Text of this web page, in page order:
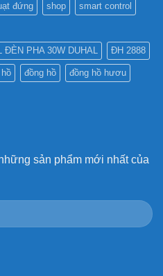
đứng shop smart control
ĐÈN PHA 30W DUHAL ĐH 2888
đồng hồ đồng hồ hươu
sản phẩm mới nhất của